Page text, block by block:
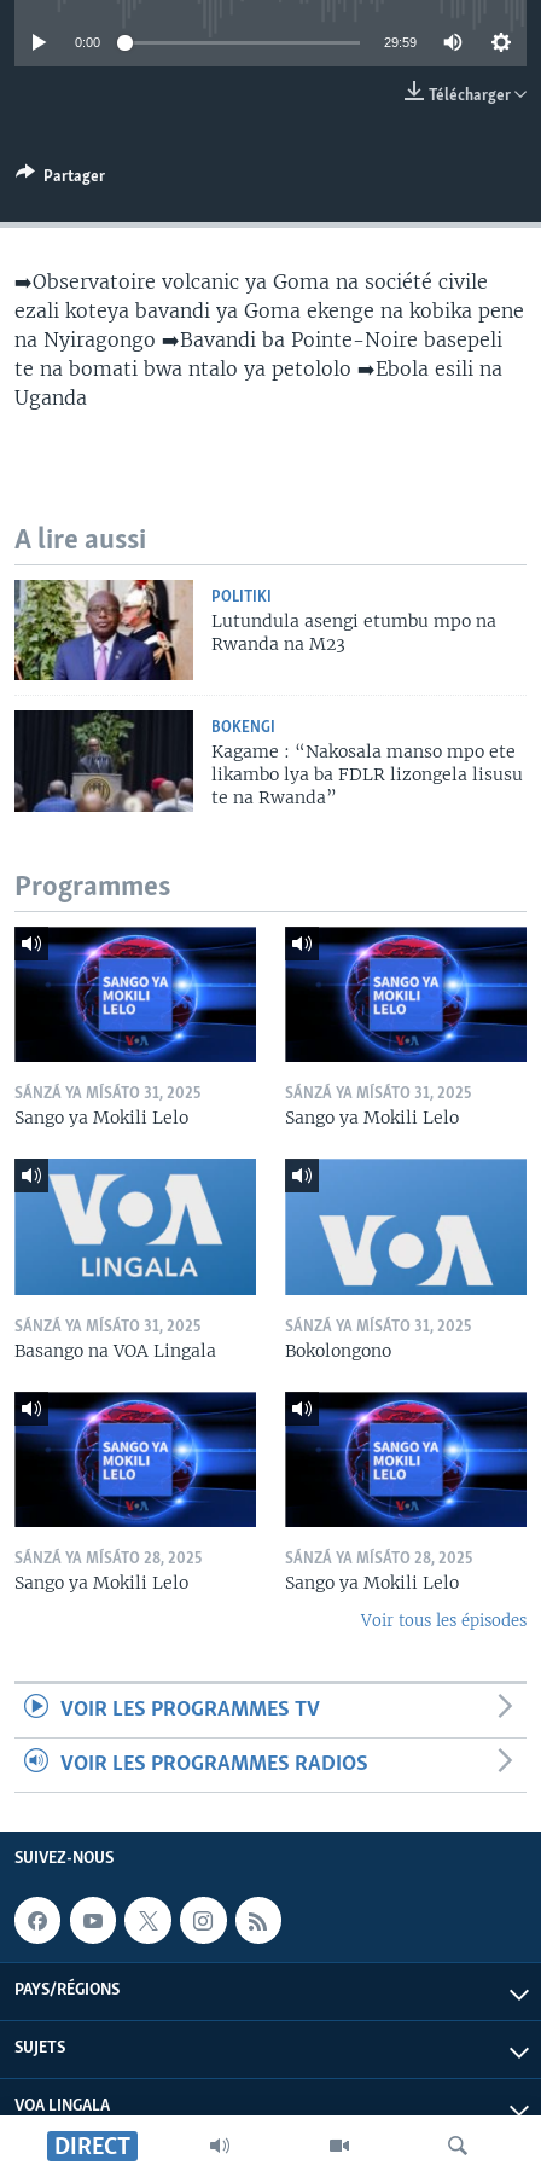
SCIENCE/TECHNOLOGIE
DIRECT
0:00 29:59
Télécharger
Partager
➡️Observatoire volcanic ya Goma na société civile
ezali koteya bavandi ya Goma ekenge na kobika pene
na Nyiragongo ➡️Bavandi ba Pointe-Noire basepeli
te na bomati bwa ntalo ya petololo ➡️Ebola esili na
Uganda
A lire aussi
POLITIKI
Lutundula asengi etumbu mpo na
Rwanda na M23
BOKENGI
Kagame : “Nakosala manso mpo ete
likambo lya ba FDLR lizongela lisusu
te na Rwanda”
Programmes
SÁNZÁ YA MÍSÁTO 31, 2025
Sango ya Mokili Lelo
SÁNZÁ YA MÍSÁTO 31, 2025
Sango ya Mokili Lelo
SÁNZÁ YA MÍSÁTO 31, 2025
Basango na VOA Lingala
SÁNZÁ YA MÍSÁTO 31, 2025
Bokolongono
SÁNZÁ YA MÍSÁTO 28, 2025
Sango ya Mokili Lelo
SÁNZÁ YA MÍSÁTO 28, 2025
Sango ya Mokili Lelo
Voir tous les épisodes
VOIR LES PROGRAMMES TV
VOIR LES PROGRAMMES RADIOS
SUIVEZ-NOUS
PAYS/RÉGIONS
SUJETS
VOA LINGALA